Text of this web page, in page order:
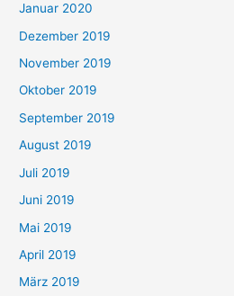
Januar 2020
Dezember 2019
November 2019
Oktober 2019
September 2019
August 2019
Juli 2019
Juni 2019
Mai 2019
April 2019
März 2019